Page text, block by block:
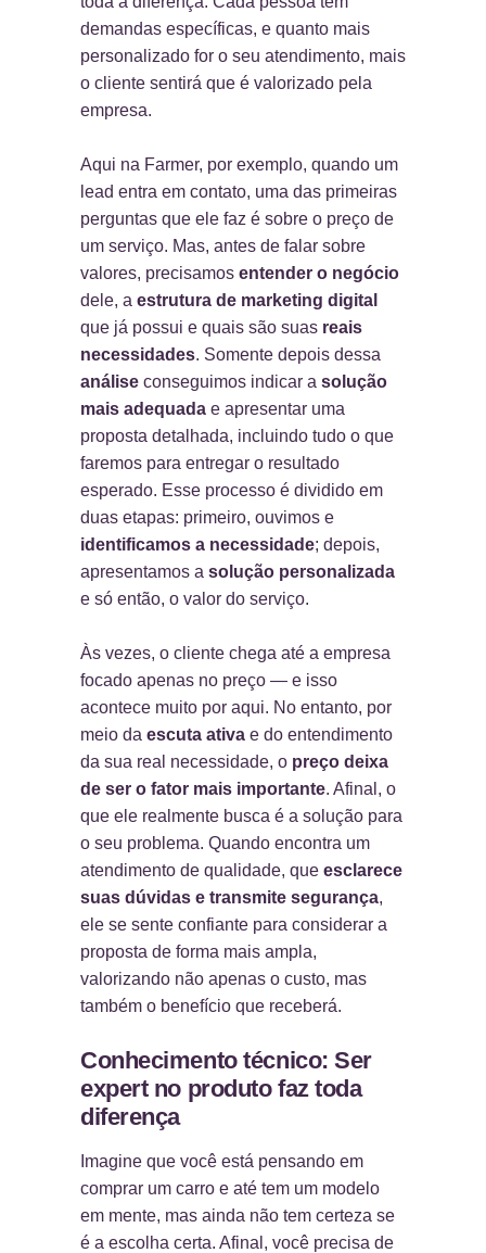
demandas específicas, e quanto mais
personalizado for o seu atendimento, mais
o cliente sentirá que é valorizado pela
empresa.
Aqui na Farmer, por exemplo, quando um
lead entra em contato, uma das primeiras
perguntas que ele faz é sobre o preço de
um serviço. Mas, antes de falar sobre
valores, precisamos entender o negócio
dele, a estrutura de marketing digital
que já possui e quais são suas reais
necessidades. Somente depois dessa
análise conseguimos indicar a solução
mais adequada e apresentar uma
proposta detalhada, incluindo tudo o que
faremos para entregar o resultado
esperado. Esse processo é dividido em
duas etapas: primeiro, ouvimos e
identificamos a necessidade; depois,
apresentamos a solução personalizada
e só então, o valor do serviço.
Às vezes, o cliente chega até a empresa
focado apenas no preço — e isso
acontece muito por aqui. No entanto, por
meio da escuta ativa e do entendimento
da sua real necessidade, o preço deixa
de ser o fator mais importante. Afinal, o
que ele realmente busca é a solução para
o seu problema. Quando encontra um
atendimento de qualidade, que esclarece
suas dúvidas e transmite segurança,
ele se sente confiante para considerar a
proposta de forma mais ampla,
valorizando não apenas o custo, mas
também o benefício que receberá.
Conhecimento técnico: Ser
expert no produto faz toda
diferença
Imagine que você está pensando em
comprar um carro e até tem um modelo
em mente, mas ainda não tem certeza se
é a escolha certa. Afinal, você precisa de